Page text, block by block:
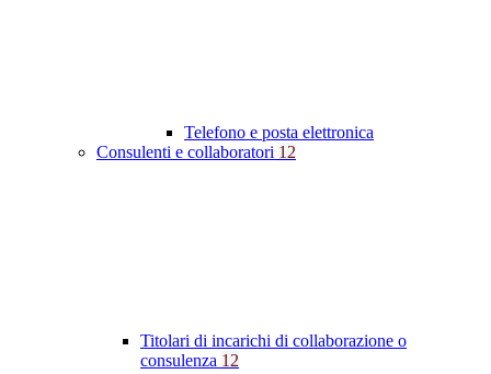
Telefono e posta elettronica
Consulenti e collaboratori 12
Titolari di incarichi di collaborazione o
consulenza 12